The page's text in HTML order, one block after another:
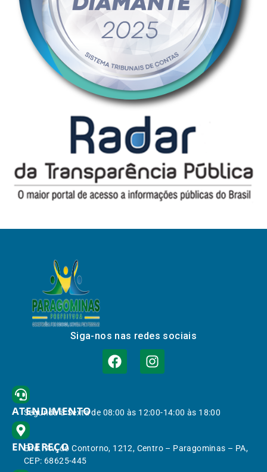
Siga-nos nas redes sociais
ATENDIMENTO
Segunda à Sexta de 08:00 às 12:00-14:00 às 18:00
ENDEREÇO
End.: Av. do Contorno, 1212, Centro – Paragominas – PA,
CEP: 68625-445